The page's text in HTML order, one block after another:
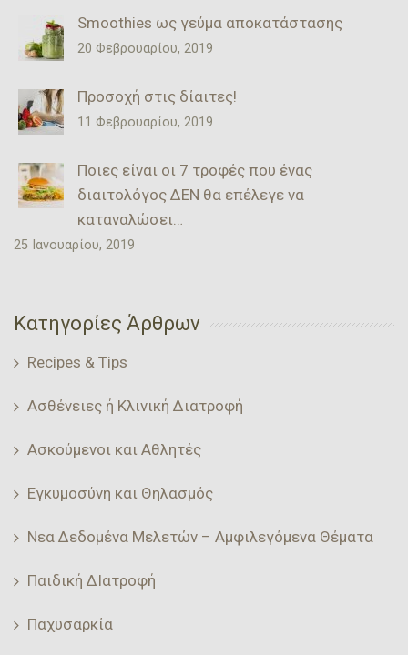
Smoothies ως γεύμα αποκατάστασης
20 Φεβρουαρίου, 2019
Προσοχή στις δίαιτες!
11 Φεβρουαρίου, 2019
Ποιες είναι οι 7 τροφές που ένας
διαιτολόγος ΔΕΝ θα επέλεγε να
καταναλώσει…
25 Ιανουαρίου, 2019
Κατηγορίες Άρθρων
Recipes & Tips
Ασθένειες ή Κλινική Διατροφή
Ασκούμενοι και Αθλητές
Εγκυμοσύνη και Θηλασμός
Νεα Δεδομένα Μελετών – Αμφιλεγόμενα Θέματα
Παιδική ΔΙατροφή
Παχυσαρκία